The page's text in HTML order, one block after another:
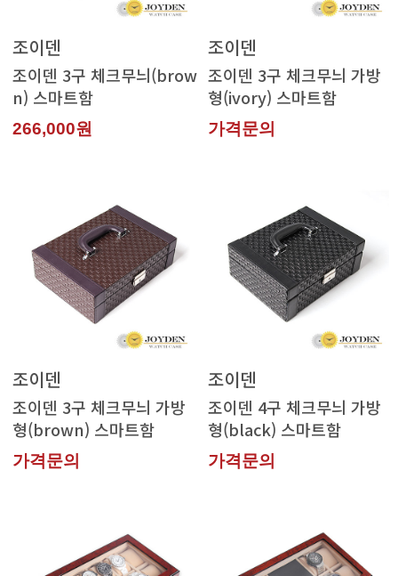
조이덴
n) 스마트함
266,000원
조이덴
형(ivory) 스마트함
가격문의
조이덴
형(brown) 스마트함
가격문의
조이덴
형(black) 스마트함
가격문의